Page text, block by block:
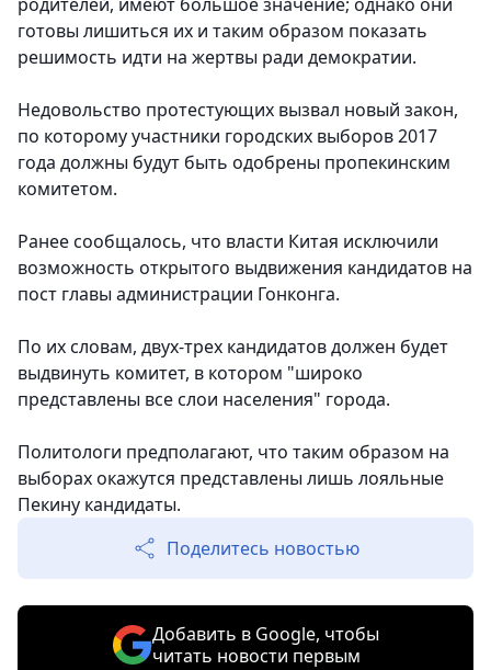
готовы лишиться их и таким образом показать
решимость идти на жертвы ради демократии.
Недовольство протестующих вызвал новый закон,
по которому участники городских выборов 2017
года должны будут быть одобрены пропекинским
комитетом.
Ранее сообщалось, что власти Китая исключили
возможность открытого выдвижения кандидатов на
пост главы администрации Гонконга.
По их словам, двух-трех кандидатов должен будет
выдвинуть комитет, в котором "широко
представлены все слои населения" города.
Политологи предполагают, что таким образом на
выборах окажутся представлены лишь лояльные
Пекину кандидаты.
Поделитесь новостью
Добавить в Google, чтобы
читать новости первым